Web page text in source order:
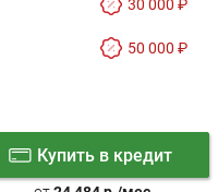
30 000 ₽
50 000 ₽
Купить в кредит